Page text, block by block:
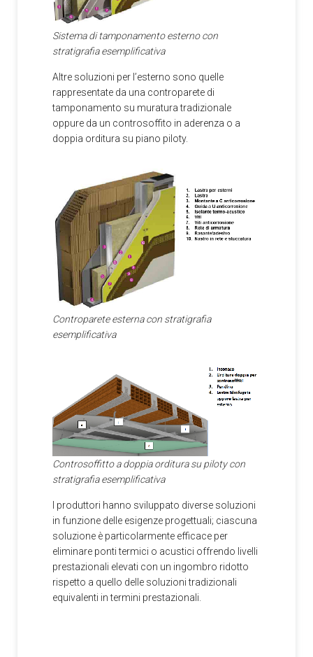
Sistema di tamponamento esterno con
stratigrafia esemplificativa
Altre soluzioni per l’esterno sono quelle
rappresentate da una controparete di
tamponamento su muratura tradizionale
oppure da un controsoffito in aderenza o a
doppia orditura su piano piloty.
Controparete esterna con stratigrafia
esemplificativa
Controsoffitto a doppia orditura su piloty con
stratigrafia esemplificativa
I produttori hanno sviluppato diverse soluzioni
in funzione delle esigenze progettuali; ciascuna
soluzione è particolarmente efficace per
eliminare ponti termici o acustici offrendo livelli
prestazionali elevati con un ingombro ridotto
rispetto a quello delle soluzioni tradizionali
equivalenti in termini prestazionali.